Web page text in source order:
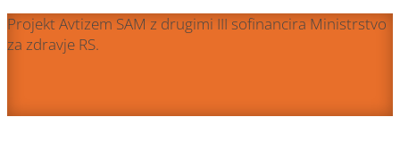
Projekt Avtizem SAM z drugimi III sofinancira Ministrstvo
za zdravje RS.